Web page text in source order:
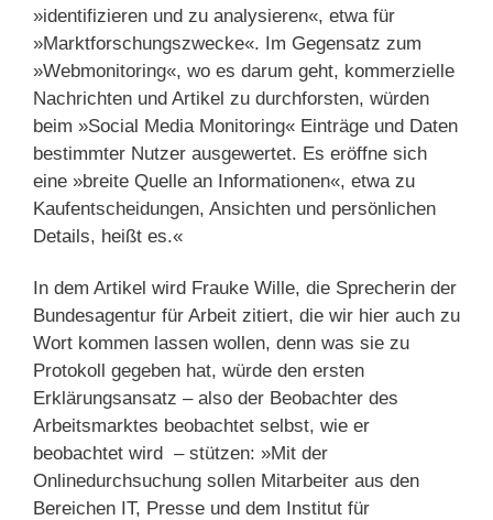
»identifizieren und zu analysieren«, etwa für
»Marktforschungszwecke«. Im Gegensatz zum
»Webmonitoring«, wo es darum geht, kommerzielle
Nachrichten und Artikel zu durchforsten, würden
beim »Social Media Monitoring« Einträge und Daten
bestimmter Nutzer ausgewertet. Es eröffne sich
eine »breite Quelle an Informationen«, etwa zu
Kaufentscheidungen, Ansichten und persönlichen
Details, heißt es.«
In dem Artikel wird Frauke Wille, die Sprecherin der
Bundesagentur für Arbeit zitiert, die wir hier auch zu
Wort kommen lassen wollen, denn was sie zu
Protokoll gegeben hat, würde den ersten
Erklärungsansatz – also der Beobachter des
Arbeitsmarktes beobachtet selbst, wie er
beobachtet wird – stützen: »Mit der
Onlinedurchsuchung sollen Mitarbeiter aus den
Bereichen IT, Presse und dem Institut für